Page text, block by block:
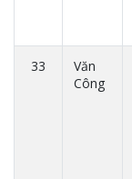
33
Văn
Công